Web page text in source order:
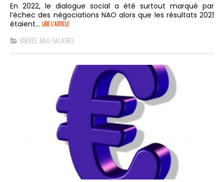
En 2022, le dialogue social a été surtout marqué par
l’échec des négociations NAO alors que les résultats 2021
étaient... LIRE L'ARTICLE
BRÈVES NAO-SALAIRES